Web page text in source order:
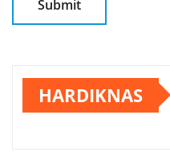
HARDIKNAS